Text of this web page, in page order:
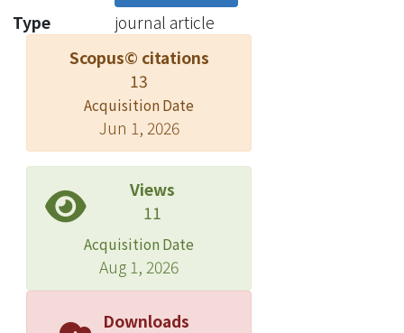
Type
journal article
Scopus© citations
13
Acquisition Date
Jun 1, 2026
Views
11
Acquisition Date
Aug 1, 2026
Downloads